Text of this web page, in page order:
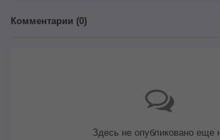
Комментарии (0)
Здесь не опубликовано еще